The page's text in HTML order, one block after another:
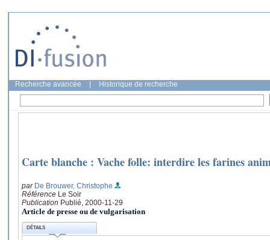
Recherche avancée Historique de recherche
Carte blanche : Vache folle: interdire les farines
par De Brouwer, Christophe
Référence Le Soir
Publication Publié, 2000-11-29
Article de presse ou de vulgarisation
DÉTAILS